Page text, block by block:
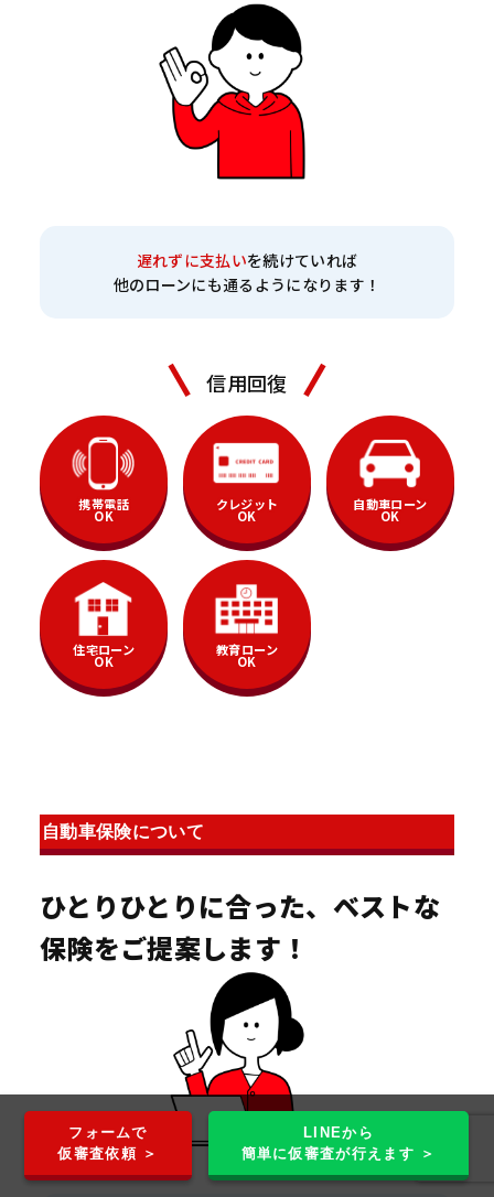
フォームで
仮審査依頼 ＞
LINEから
簡単に仮審査が行えます ＞
遅れずに支払いを続けていれば
他のローンにも通るようになります！
信用回復
携帯電話
OK
クレジット
OK
自動車ローン
OK
住宅ローン
OK
教育ローン
OK
自動車保険について
ひとりひとりに合った、ベストな
保険をご提案します！